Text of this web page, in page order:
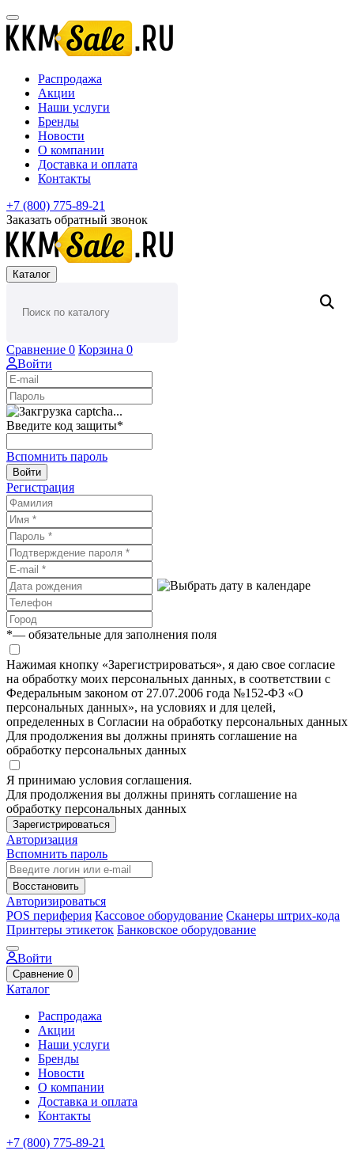
Распродажа
Акции
Наши услуги
Бренды
Новости
О компании
Доставка и оплата
Контакты
+7 (800) 775-89-21
Заказать обратный звонок
Каталог
Сравнение 0 Корзина 0
Войти
Введите код защиты*
Вспомнить пароль
Войти
Регистрация
*— обязательные для заполнения поля
Нажимая кнопку «Зарегистрироваться», я даю свое согласие
на обработку моих персональных данных, в соответствии с
Федеральным законом от 27.07.2006 года №152-ФЗ «О
персональных данных», на условиях и для целей,
определенных в Согласии на обработку персональных данных
Для продолжения вы должны принять соглашение на
обработку персональных данных
Я принимаю условия соглашения.
Для продолжения вы должны принять соглашение на
обработку персональных данных
Зарегистрироваться
Авторизация
Вспомнить пароль
Восстановить
Авторизироваться
POS периферия Кассовое оборудование Сканеры штрих-кода
Принтеры этикеток Банковское оборудование
Войти
Сравнение 0
Каталог
Распродажа
Акции
Наши услуги
Бренды
Новости
О компании
Доставка и оплата
Контакты
+7 (800) 775-89-21